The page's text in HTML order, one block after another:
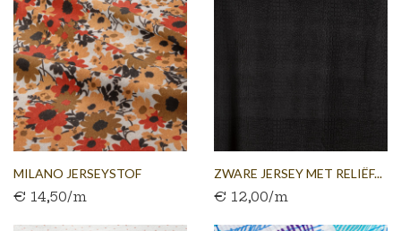
MILANO JERSEYSTOF
VINTAGE...
€ 14,50/m
ZWARE JERSEY MET RELIËF...
€ 12,00/m